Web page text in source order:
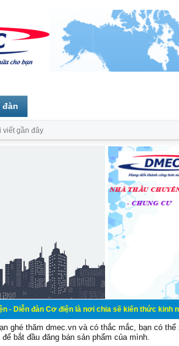
Cơ điện là nơi chia sẽ kiến thức kinh nghiệm
ghé thăm dmec.vn và có thắc mắc, bạn có
để bắt đầu đăng bán sản phẩm của mình.
đàn
viết gần đây